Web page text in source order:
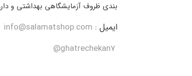
بندی ظروف آزمایشگاهی بهداشتی و
ایمیل : info@salamatshop.com
ghatrechekan7@